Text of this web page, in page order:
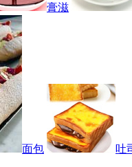
膏滋
面包 吐